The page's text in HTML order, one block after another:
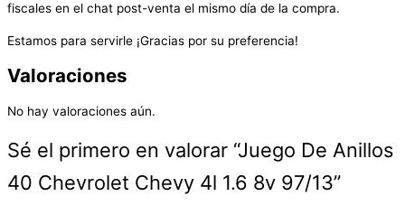
fiscales en el chat post-venta el mismo día de la compra.
Estamos para servirle ¡Gracias por su preferencia!
Valoraciones
No hay valoraciones aún.
Sé el primero en valorar “Juego De Anillos
40 Chevrolet Chevy 4l 1.6 8v 97/13”